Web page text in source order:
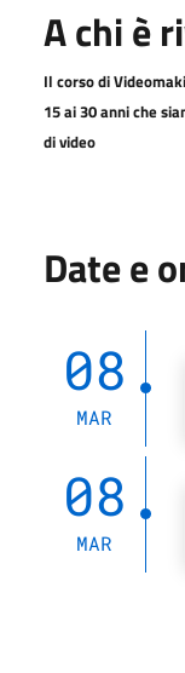
A chi è
Il corso di
15 ai 30 anni che
di video
Date e
08
MAR
08
MAR